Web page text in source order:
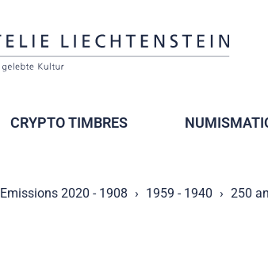
CRYPTO TIMBRES
Emissions 2020 - 1908 1959 - 1940 250